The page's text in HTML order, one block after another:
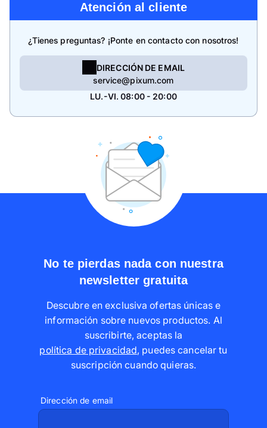
Atención al cliente
¿Tienes preguntas? ¡Ponte en contacto con nosotros!
DIRECCIÓN DE EMAIL
service@pixum.com
LU.-VI. 08:00 - 20:00
No te pierdas nada con nuestra
newsletter gratuita
Descubre en exclusiva ofertas únicas e
información sobre nuevos productos. Al
suscribirte, aceptas la
política de privacidad, puedes cancelar tu
suscripción cuando quieras.
Dirección de email